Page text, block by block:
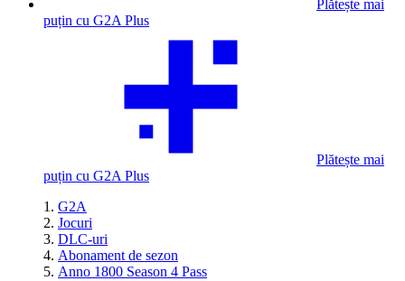
Plătește mai
puțin cu G2A Plus
Plătește mai
puțin cu G2A Plus
G2A
Jocuri
DLC-uri
Abonament de sezon
Anno 1800 Season 4 Pass